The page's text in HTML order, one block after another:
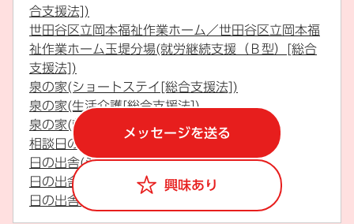
合支援法])
世田谷区立岡本福祉作業ホーム／世田谷区立岡本福
祉作業ホーム玉堤分場(就労継続支援（Ｂ型）[総合
支援法])
泉の家(ショートステイ[総合支援法])
泉の家(生活介護[総合支援法])
泉の家(就労継続支援（Ｂ型）[総合支援法])
相談日の出舎(特定相談支援[総合支援法])
日の出舎(ショートステイ[総合支援法])
日の出舎(生活介護[総合支援法])
日の出舎(施設入所支援[総合支援法])
メッセージを送る
興味あり